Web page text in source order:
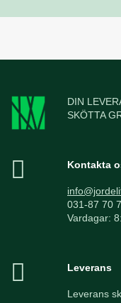
DIN
SKÖTTA
Kontakta
031-87 70
Vardagar:
Leverans
Leverans